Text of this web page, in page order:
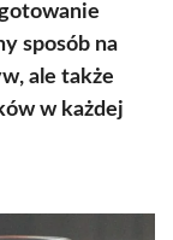
sposób na
ale także
w każdej